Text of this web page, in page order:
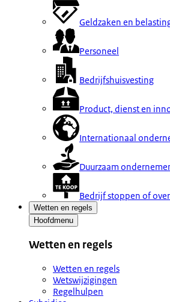
Geldzaken en
Personeel
Bedrijfshuisvesting
Product, dienst en
Internationaal
Duurzaam
Bedrijf stoppen of
Wetten en regels
Hoofdmenu
Wetten en regels
Wetten en regels
Wetswijzigingen
Regelhulpen